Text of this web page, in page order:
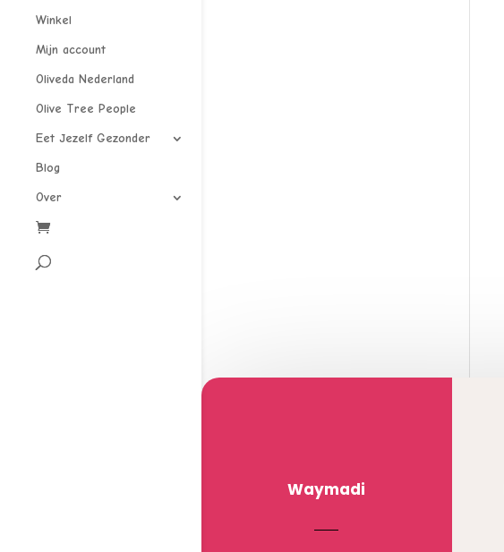
Winkel
Mijn account
Oliveda Nederland
Olive Tree People
Eet Jezelf Gezonder
Blog
Over
Waymadi